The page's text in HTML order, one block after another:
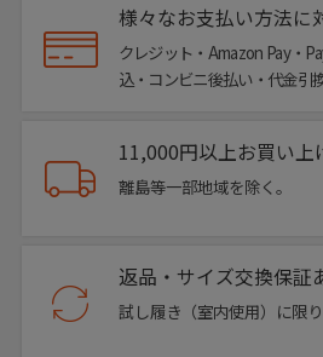
42｜26.5～27.0cm
43｜27.0～27.5cm
44｜27.5～28.0cm
※上記のサイズは当店での参考サ
す。ブランドや木型によって表記
▼素材
様々なお支払い方法に
クレジット・Amazon Pay・
込・コンビニ後払い・代金引
11,000円以上お買い上
離島等一部地域を除く。
返品・サイズ交換保証
試し履き（室内使用）に限